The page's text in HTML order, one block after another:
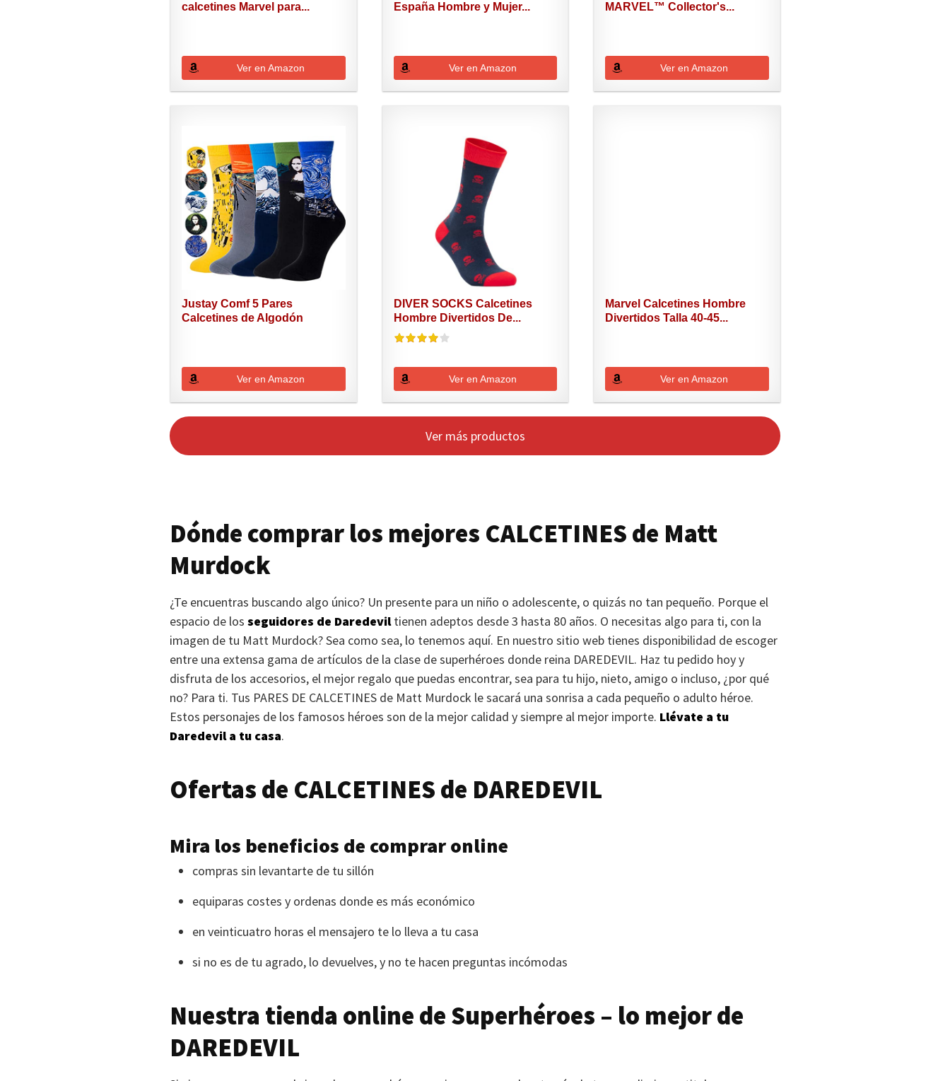
calcetines Marvel para...
Ver en Amazon
España Hombre y Mujer...
Ver en Amazon
MARVEL™ Collector's...
Ver en Amazon
Justay Comf 5 Pares
Calcetines de Algodón
Ver en Amazon
DIVER SOCKS Calcetines
Hombre Divertidos De...
Ver en Amazon
Marvel Calcetines Hombre
Divertidos Talla 40-45...
Ver en Amazon
Ver más productos
Dónde comprar los mejores CALCETINES de Matt
Murdock
¿Te encuentras buscando algo único? Un presente para un niño o adolescente, o quizás no tan pequeño. Porque el
espacio de los seguidores de Daredeviltienen adeptos desde 3 hasta 80 años. O necesitas algo para ti, con la
imagen de tu Matt Murdock? Sea como sea, lo tenemos aquí. En nuestro sitio web tienes disponibilidad de escoger
entre una extensa gama de artículos de la clase de superhéroes donde reina DAREDEVIL. Haz tu pedido hoy y
disfruta de los accesorios, el mejor regalo que puedas encontrar, sea para tu hijo, nieto, amigo o incluso, ¿por qué
no? Para ti. Tus PARES DE CALCETINES de Matt Murdock le sacará una sonrisa a cada pequeño o adulto héroe.
Estos personajes de los famosos héroes son de la mejor calidad y siempre al mejor importe. Llévate a tu
Daredevil a tu casa.
Ofertas de CALCETINES de DAREDEVIL
Mira los beneficios de comprar online
compras sin levantarte de tu sillón
equiparas costes y ordenas donde es más económico
en veinticuatro horas el mensajero te lo lleva a tu casa
si no es de tu agrado, lo devuelves, y no te hacen preguntas incómodas
Nuestra tienda online de Superhéroes – lo mejor de
DAREDEVIL